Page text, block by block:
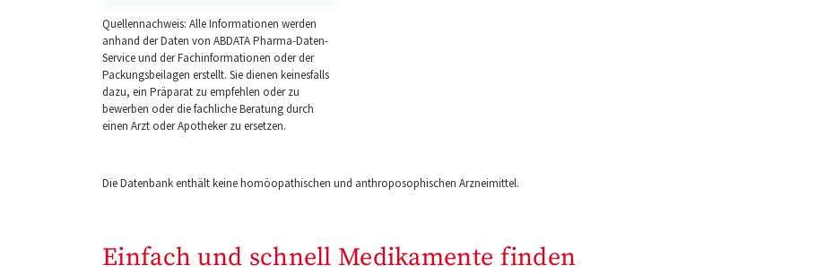
Quellennachweis: Alle Informationen werden
anhand der Daten von ABDATA Pharma-Daten-
Service und der Fachinformationen oder der
Packungsbeilagen erstellt. Sie dienen keinesfalls
dazu, ein Präparat zu empfehlen oder zu
bewerben oder die fachliche Beratung durch
einen Arzt oder Apotheker zu ersetzen.
Die Datenbank enthält keine homöopathischen und anthroposophischen Arzneimittel.
Einfach und schnell Medikamente finden